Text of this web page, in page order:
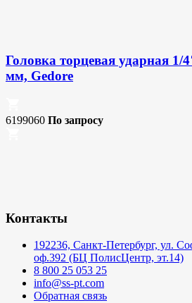
Головка торцевая ударная 1/
мм, Gedore
6199060 По запросу
Контакты
192236, Санкт-Петербург, ул.
оф.392 (БЦ ПолисЦентр, эт.14)
8 800 25 053 25
info@ss-pt.com
Обратная связь